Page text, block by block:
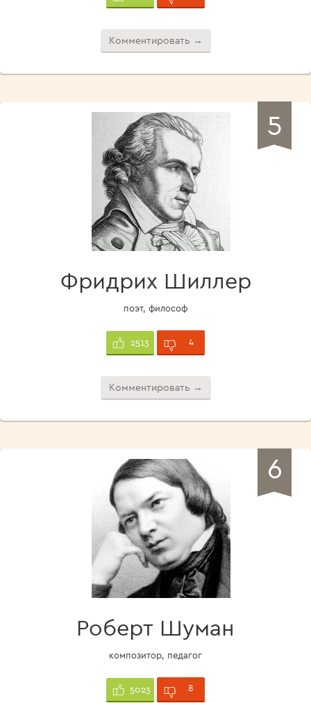
Комментировать →
5
Фридрих Шиллер
поэт, философ
2513 4
Комментировать →
6
Роберт Шуман
композитор, педагог
5023 8